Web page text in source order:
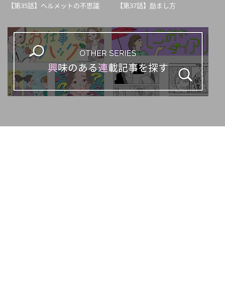
【第35話】ヘルメットの不思議 【第37話】励まし方